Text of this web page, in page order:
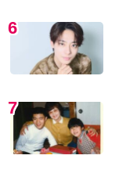
6
7